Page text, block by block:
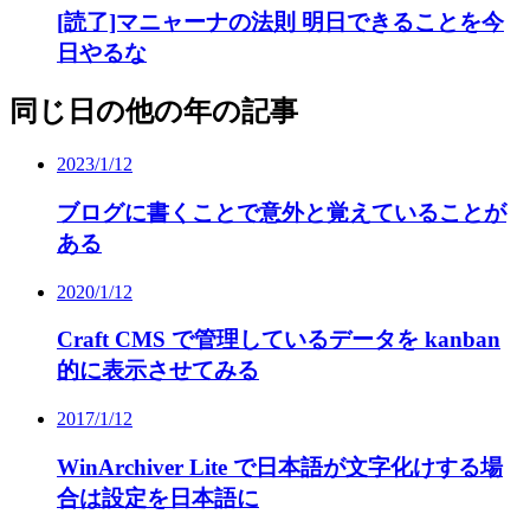
[読了]マニャーナの法則 明日できることを今
日やるな
同じ日の他の年の記事
2023/1/12
ブログに書くことで意外と覚えていることが
ある
2020/1/12
Craft CMS で管理しているデータを kanban
的に表示させてみる
2017/1/12
WinArchiver Lite で日本語が文字化けする場
合は設定を日本語に